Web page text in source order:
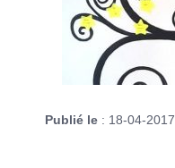
Publié le : 18-04-2017